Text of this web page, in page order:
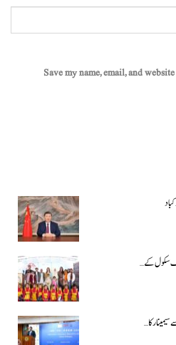
Save my name, email, and
سکول کے…
کا…